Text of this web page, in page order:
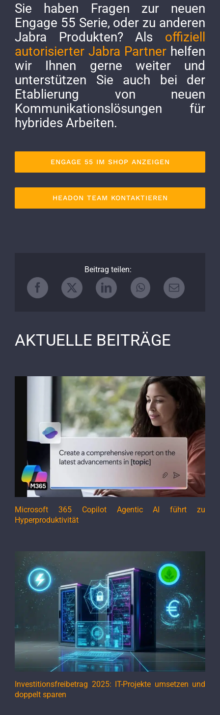
Sie haben Fragen zur neuen
Engage 55 Serie, oder zu anderen
Jabra Produkten? Als offiziell
autorisierter Jabra Partner helfen
wir Ihnen gerne weiter und
unterstützen Sie auch bei der
Etablierung von neuen
Kommunikationslösungen für
hybrides Arbeiten.
ENGAGE 55 IM SHOP ANZEIGEN
HEADON TEAM KONTAKTIEREN
Beitrag teilen:
AKTUELLE BEITRÄGE
Microsoft 365 Copilot Agentic AI führt zu
Hyperproduktivität
Investitionsfreibetrag 2025: IT-Projekte umsetzen und
doppelt sparen